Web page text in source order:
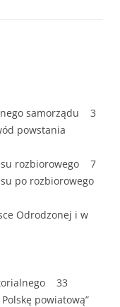
samorządu 3
powstania
rozbiorowego 7
po rozbiorowego
Odrodzonej i w
33
powiatową”